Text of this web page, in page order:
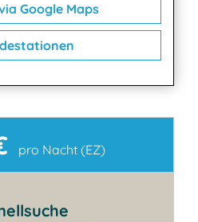
Google Maps
pro Nacht (EZ)